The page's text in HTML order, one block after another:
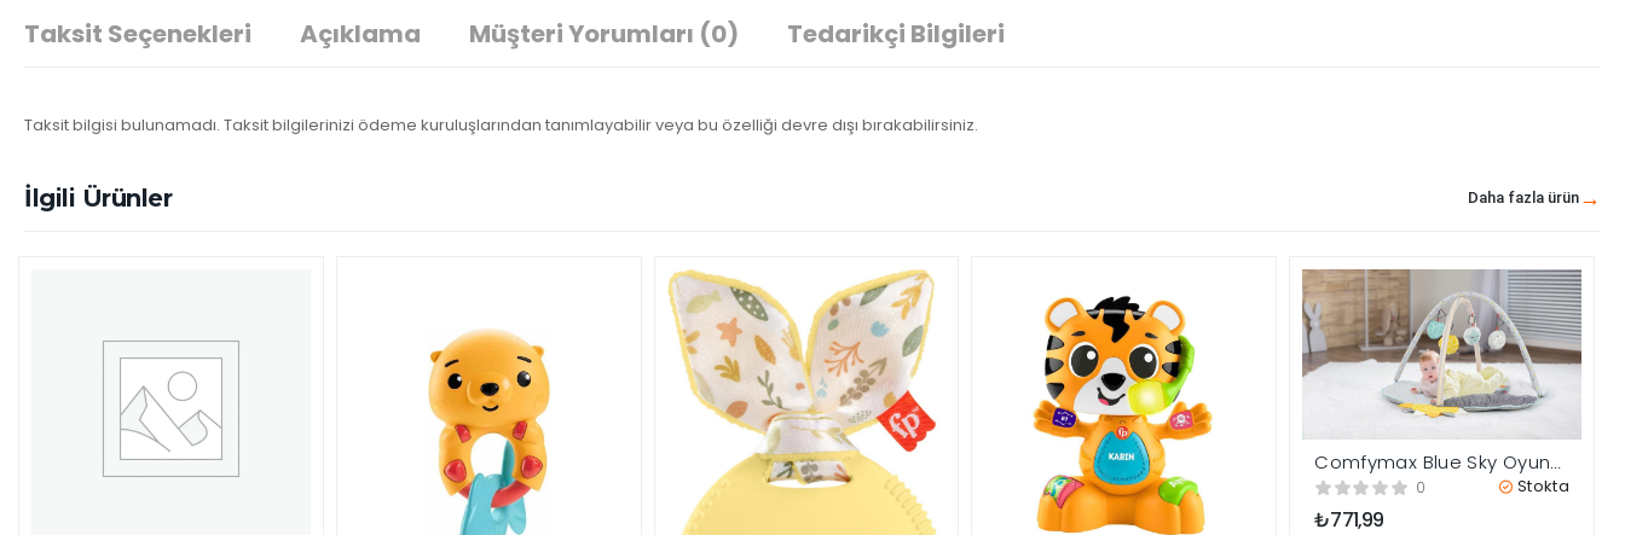
Taksit Seçenekleri Açıklama Müşteri Yorumları (0) Tedarikçi Bilgileri
Taksit bilgisi bulunamadı. Taksit bilgilerinizi ödeme kuruluşlarından tanımlayabilir veya bu özelliği devre dışı bırakabilirsiniz.
İlgili Ürünler Daha fazla ürün
Comfymax Blue Sky Oyun
Halısı Aktivite Minderi
0 Stokta
₺771,99